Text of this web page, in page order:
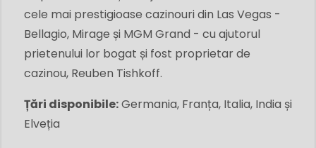
cele mai prestigioase cazinouri din Las Vegas -
Bellagio, Mirage și MGM Grand - cu ajutorul
prietenului lor bogat și fost proprietar de
cazinou, Reuben Tishkoff.
Țări disponibile:Germania, Franța, Italia, India și
Elveția